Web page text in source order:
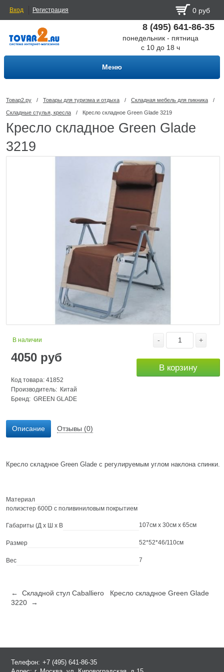
Вход Регистрация 0 руб
8 (495) 641-86-35
понедельник - пятница
с 10 до 18 ч
Меню
Товар2.ру / Товары для туризма и отдыха / Складная мебель для пикника /
Складные стулья, кресла / Кресло складное Green Glade 3219
Кресло складное Green Glade
3219
В наличии
4050 руб
Код товара: 41852
Производитель: Китай
Бренд: GREEN GLADE
- +
В корзину
Описание Отзывы (0)
Кресло складное Green Glade с регулируемым углом наклона спинки.
Материал
полиэстер 600D с поливиниловым покрытием
Габариты (Д х Ш х В 107см x 30см x 65см
Размер 52*52*46/110см
Вес 7
← Складной стул Caballiero
Кресло складное Green Glade
3220 →
Телефон: +7 (495) 641-86-35